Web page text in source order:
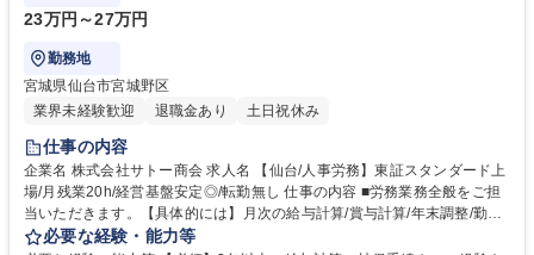
23万円～27万円
勤務地
宮城県仙台市宮城野区
業界未経験歓迎
退職金あり 土日祝休み
仕事の内容
企業名 株式会社サトー商会 求人名 【仙台/人事労務】東証スタンダード上
場/月残業20h/経営基盤安定◎/転勤無し 仕事の内容 ■労務業務全般をご担
当いただきます。【具体的には】月次の給与計算/賞与計算/年末調整/勤怠
集計/福利厚生関係(確定拠出型年金・団体生命保険など)/社会保険実務/健
必要な経験・能力等